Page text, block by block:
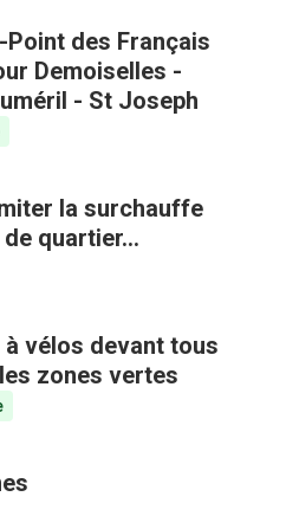
des Français
Demoiselles -
- St Joseph
la surchauffe
quartier...
vélos devant tous
zones vertes